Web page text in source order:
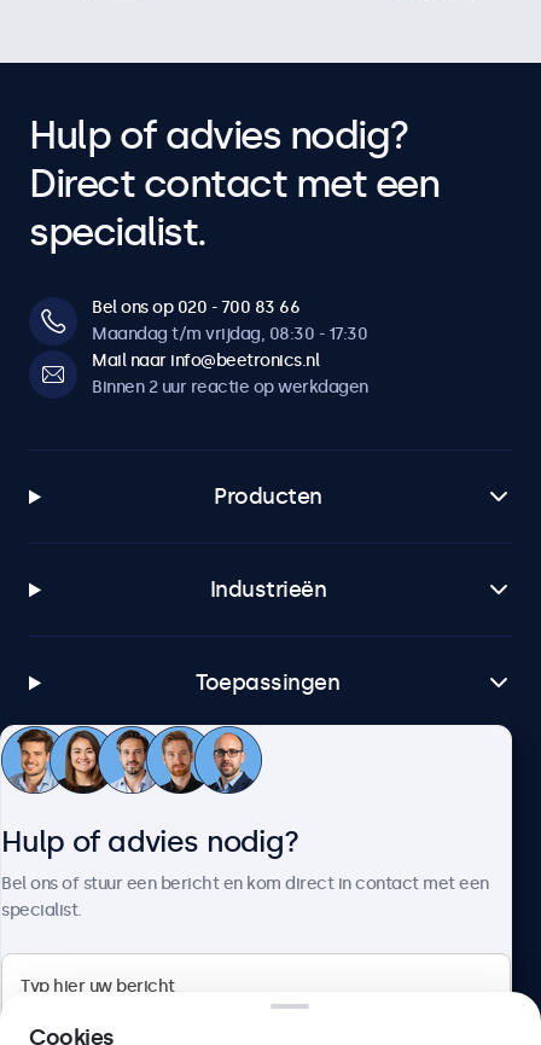
Hulp of advies nodig?
Direct contact met een
specialist.
Bel ons op 020 - 700 83 66
Maandag t/m vrijdag, 08:30 - 17:30
Mail naar info@beetronics.nl
Binnen 2 uur reactie op werkdagen
Producten
Industrieën
Toepassingen
Klantenservice
Hulp of advies nodig?
Bel ons of stuur een bericht en kom direct in contact met een
specialist.
Cookies